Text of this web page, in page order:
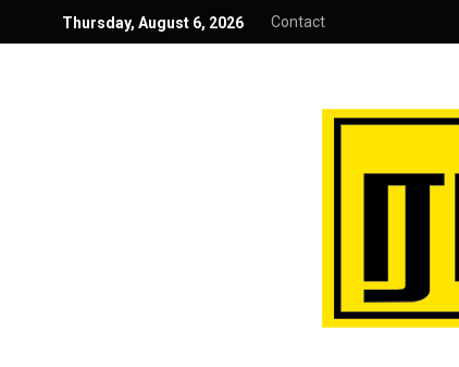
Thursday, August 6, 2026 Contact